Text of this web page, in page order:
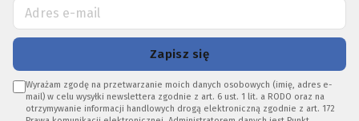
Zapisz się
Wyrażam zgodę na przetwarzanie moich danych osobowych (imię, adres e-
mail) w celu wysyłki newslettera zgodnie z art. 6 ust. 1 lit. a RODO oraz na
otrzymywanie informacji handlowych drogą elektroniczną zgodnie z art. 172